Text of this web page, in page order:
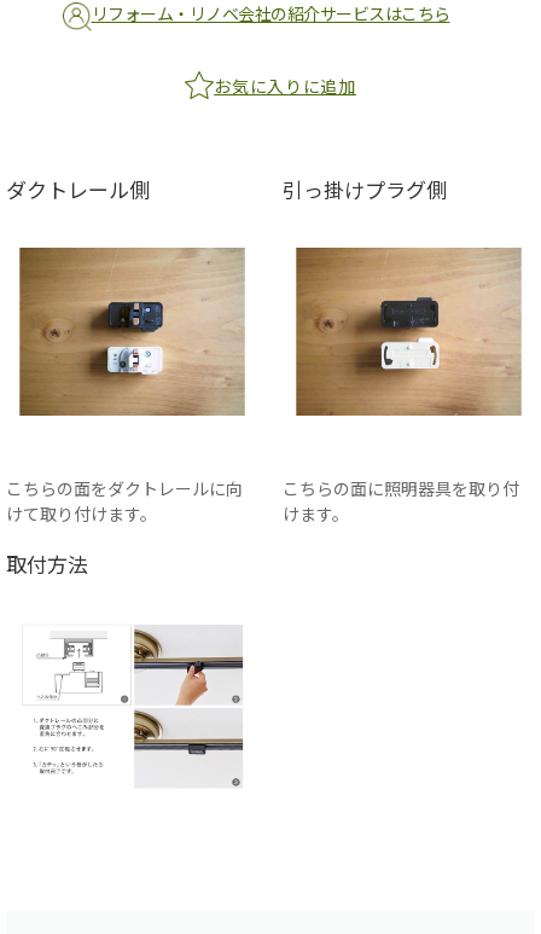
リフォーム・リノベ会社の紹介サービスはこちら
お気に入りに追加
ダクトレール側
こちらの面をダクトレールに向
けて取り付けます。
引っ掛けプラグ側
こちらの面に照明器具を取り付
けます。
取付方法